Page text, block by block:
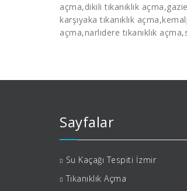
açma,dikili tıkanıklık açma
karşıyaka tıkanıklık açma
açma,narlıdere tıkanıklık açma
Sayfalar
Su Kaçağı Tespiti İzmir
Tıkanıklık Açma